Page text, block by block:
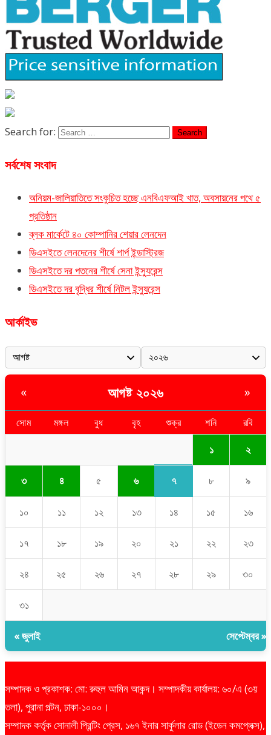
Search for:
সর্বশেষ সংবাদ
অনিয়ম-জালিয়াতিতে সংকুচিত হচ্ছে এনবিএফআই খাত, অবসায়নের পথে ৫
প্রতিষ্ঠান
ব্লক মার্কেটে ৪০ কোম্পানির শেয়ার লেনদেন
ডিএসইতে লেনদেনের শীর্ষে শার্প ইন্ডাস্ট্রিজ
ডিএসইতে দর পতনের শীর্ষে সেনা ইন্স্যুরেন্স
ডিএসইতে দর বৃদ্ধির শীর্ষে নিটল ইন্স্যুরেন্স
আর্কাইভ
« আগষ্ট ২০২৬ »
সোম মঙ্গল বুধ বৃহ শুক্র শনি রবি
১ ২
৩ ৪ ৫ ৬ ৭ ৮ ৯
১০ ১১ ১২ ১৩ ১৪ ১৫ ১৬
১৭ ১৮ ১৯ ২০ ২১ ২২ ২৩
২৪ ২৫ ২৬ ২৭ ২৮ ২৯ ৩০
৩১
« জুলাই সেপ্টেম্বর »
সম্পাদক ও প্রকাশক: মো: রুহুল আমিন আকন্দ। সম্পাদকীয় কার্যালয়: ৬০/এ (৩য়
তলা), পুরানা পল্টন, ঢাকা-১০০০।
সম্পাদক কর্তৃক সোনালী প্রিন্টিং প্রেস, ১৬৭ ইনার সার্কুলার রোড (ইডেন কমপ্লেক্স),